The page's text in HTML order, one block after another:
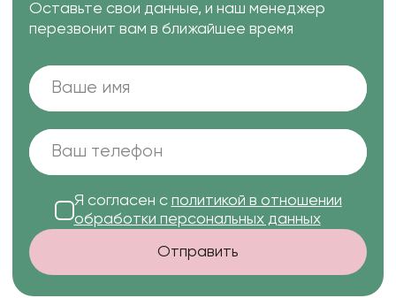
Оставьте свои данные, и наш менеджер
перезвонит вам в ближайшее время
Я согласен с политикой в отношении
обработки персональных данных
Отправить